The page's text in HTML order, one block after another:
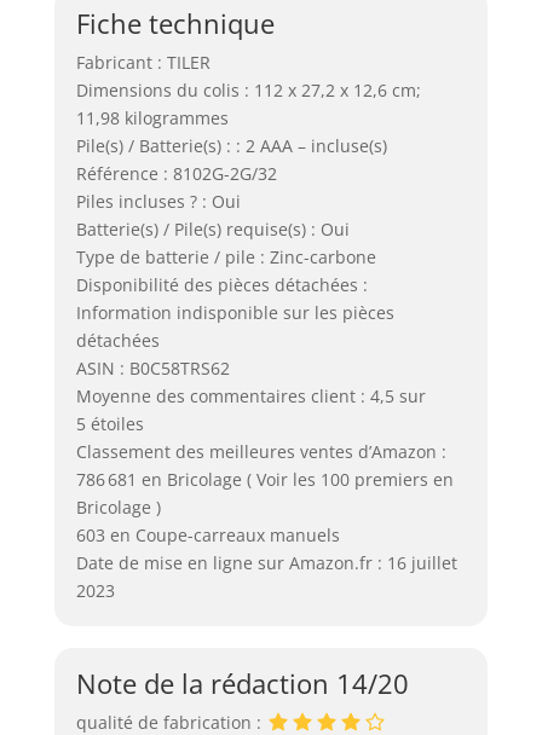
Fiche technique
Fabricant : TILER
Dimensions du colis : 112 x 27,2 x 12,6 cm;
11,98 kilogrammes
Pile(s) / Batterie(s) : : 2 AAA – incluse(s)
Référence : 8102G-2G/32
Piles incluses ? : Oui
Batterie(s) / Pile(s) requise(s) : Oui
Type de batterie / pile : Zinc-carbone
Disponibilité des pièces détachées :
Information indisponible sur les pièces
détachées
ASIN : B0C58TRS62
Moyenne des commentaires client : 4,5 sur
5 étoiles
Classement des meilleures ventes d’Amazon :
786 681 en Bricolage ( Voir les 100 premiers en
Bricolage )
603 en Coupe-carreaux manuels
Date de mise en ligne sur Amazon.fr : 16 juillet
2023
Note de la rédaction 14/20
qualité de fabrication :